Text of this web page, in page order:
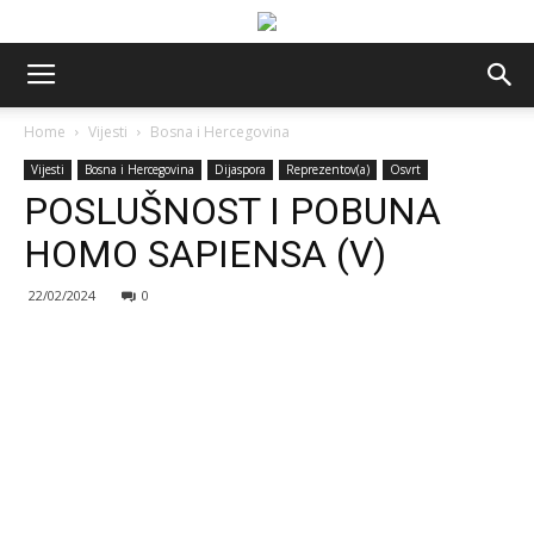
Home Vijesti Bosna i Hercegovina
Vijesti Bosna i Hercegovina Dijaspora Reprezentov(a) Osvrt
POSLUŠNOST I POBUNA
HOMO SAPIENSA (V)
22/02/2024 0